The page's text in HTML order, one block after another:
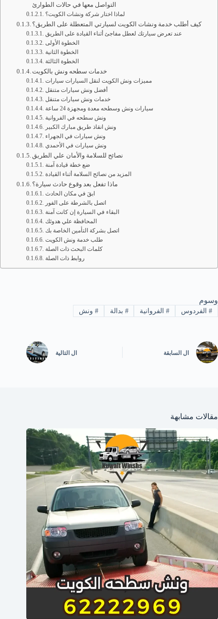
التواصل معها في حالات الطوارئ
لماذا اختار شركة ونشات الكويت؟
كيف أطلب خدمة ونشات الكويت لسيارتي المتعطلة على الطريق؟
عند تعرض سيارتك لعطل مفاجئ أثناء القيادة على الطريق
الخطوة الأولى
الخطوة الثانية
الخطوة الثالثة
خدمات سطحه ونش بالكويت
مميزات ونش الكويت لنقل السيارات سيارات
أفضل ونش سيارات متنقل
خدمات ونش سيارات متنقل
سيارات ونش وسطحه معدة ومجهزة 24 ساعة
ونش سطحه في الفروانية
ونش انقاذ طريق مبارك الكبير
ونش سيارات في الجهراء
ونش سيارات في الأحمدي
نصائح للسلامة والأمان علي الطريق
ضع خطة قيادة آمنة
المزيد من نصائح السلامة أثناء القيادة
ماذا تفعل بعد وقوع حادث سيارة؟
ابقَ في مكان الحادث
اتصل بالشرطة على الفور
البقاء في السيارة إن كانت آمنة
المحافظة علي هدوئك
اتصل بشركة التأمين الخاصة بك
طلب خدمة ونش الكويت
كلمات البحث ذات الصلة
روابط ذات الصلة
وسوم
#الفردوس #الفروانية # بدالة # ونش
ال السابقة ال التالية
مقالات مشابهة